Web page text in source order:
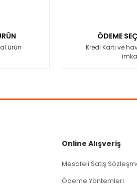
ürün
ÖDEME
Kredi Kartı ve
Online Alışveriş
Mesafeli Satış
Ödeme Yöntemleri